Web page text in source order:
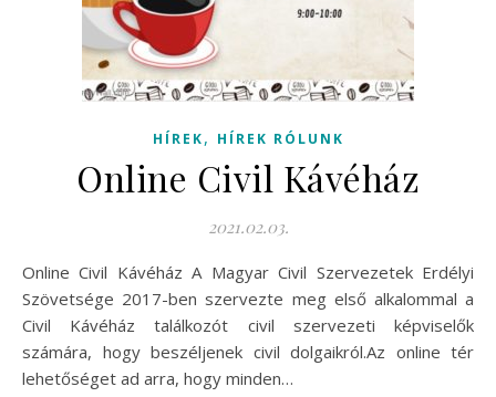
HÍREK, HÍREK RÓLUNK
Online Civil Kávéház
2021.02.03.
Online Civil Kávéház A Magyar Civil Szervezetek Erdélyi
Szövetsége 2017-ben szervezte meg első alkalommal a
Civil Kávéház találkozót civil szervezeti képviselők
számára, hogy beszéljenek civil dolgaikról.Az online tér
lehetőséget ad arra, hogy minden…